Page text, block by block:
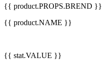
{{ product.PROPS.BREND }}
{{ product.NAME }}
{{ stat.VALUE }}